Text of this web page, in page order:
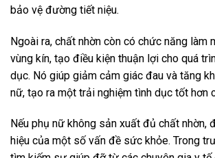
bảo vệ đường tiết niệu.
Ngoài ra, chất nhờn còn có chức năng làm
vùng kín, tạo điều kiện thuận lợi cho quá
dục. Nó giúp giảm cảm giác đau và tăng
nữ, tạo ra một trải nghiệm tình dục tốt hơn
Nếu phụ nữ không sản xuất đủ chất nhờn,
hiệu của một số vấn đề sức khỏe. Trong